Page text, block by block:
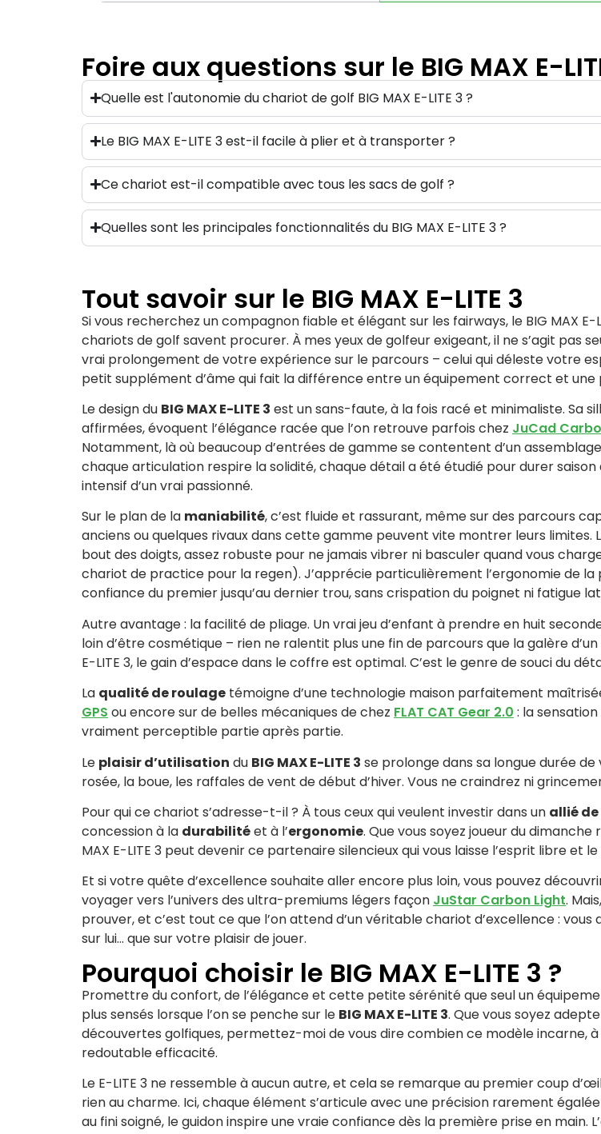
Foire aux questions sur le BIG MAX E-
Quelle est l'autonomie du chariot de golf BIG MAX E-LITE 3 ?
Le BIG MAX E-LITE 3 est-il facile à plier et à transporter ?
Ce chariot est-il compatible avec tous les sacs de golf ?
Quelles sont les principales fonctionnalités du BIG MAX E-LITE 3 ?
Tout savoir sur le BIG MAX E-LITE 3
Si vous recherchez un compagnon fiable et élégant sur les fairways, le BIG MAX
chariots de golf savent procurer. À mes yeux de golfeur exigeant, il ne s’agit pas
vrai prolongement de votre expérience sur le parcours – celui qui déleste votre
petit supplément d’âme qui fait la différence entre un équipement correct et
Le design du BIG MAX E-LITE 3 est un sans-faute, à la fois racé et minimaliste. Sa
affirmées, évoquent l’élégance racée que l’on retrouve parfois chez JuCad
Notamment, là où beaucoup d’entrées de gamme se contentent d’un
chaque articulation respire la solidité, chaque détail a été étudié pour durer
intensif d’un vrai passionné.
Sur le plan de la maniabilité, c’est fluide et rassurant, même sur des parcours
anciens ou quelques rivaux dans cette gamme peuvent vite montrer leurs limites.
bout des doigts, assez robuste pour ne jamais vibrer ni basculer quand vous
chariot de practice pour la regen). J’apprécie particulièrement l’ergonomie de
confiance du premier jusqu’au dernier trou, sans crispation du poignet ni fatigue
Autre avantage : la facilité de pliage. Un vrai jeu d’enfant à prendre en huit
loin d’être cosmétique – rien ne ralentit plus une fin de parcours que la galère
E-LITE 3, le gain d’espace dans le coffre est optimal. C’est le genre de souci du
La qualité de roulage témoigne d’une technologie maison parfaitement
GPS ou encore sur de belles mécaniques de chez FLAT CAT Gear 2.0 : la
vraiment perceptible partie après partie.
Le plaisir d’utilisation du BIG MAX E-LITE 3 se prolonge dans sa longue durée
rosée, la boue, les raffales de vent de début d’hiver. Vous ne craindrez ni
Pour qui ce chariot s’adresse-t-il ? À tous ceux qui veulent investir dans un allié
concession à la durabilitéet à l’ergonomie. Que vous soyez joueur du
MAX E-LITE 3 peut devenir ce partenaire silencieux qui vous laisse l’esprit libre et
Et si votre quête d’excellence souhaite aller encore plus loin, vous pouvez
voyager vers l’univers des ultra-premiums légers façon JuStar Carbon Light.
prouver, et c’est tout ce que l’on attend d’un véritable chariot d’excellence :
sur lui… que sur votre plaisir de jouer.
Pourquoi choisir le BIG MAX E-LITE 3 ?
Promettre du confort, de l’élégance et cette petite sérénité que seul un
plus sensés lorsque l’on se penche sur le BIG MAX E-LITE 3. Que vous soyez
découvertes golfiques, permettez-moi de vous dire combien ce modèle incarne,
redoutable efficacité.
Le E-LITE 3 ne ressemble à aucun autre, et cela se remarque au premier coup
rien au charme. Ici, chaque élément s’articule avec une précision rarement
au fini soigné, le guidon inspire une vraie confiance dès la première prise en main.